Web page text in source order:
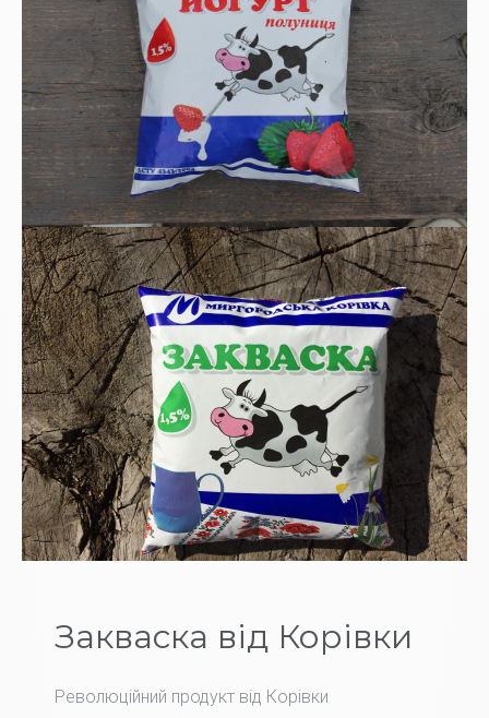
Закваска від Корівки
Революційний продукт від Корівки